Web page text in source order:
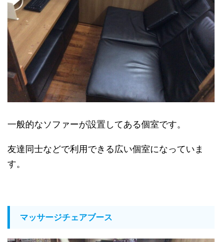
一般的なソファーが設置してある個室です。
友達同士などで利用できる広い個室になっていま
す。
マッサージチェアブース